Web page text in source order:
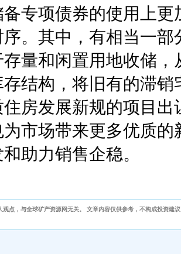
专项债券的使用上更
。其中，有相当一部
量和闲置用地收储，
存结构，将旧有的滞销
房发展新规的项目出
为市场带来更多优质
助力销售企稳。
观点，与全球矿产资源网无关。 文章内容仅供参考，不构成投资建